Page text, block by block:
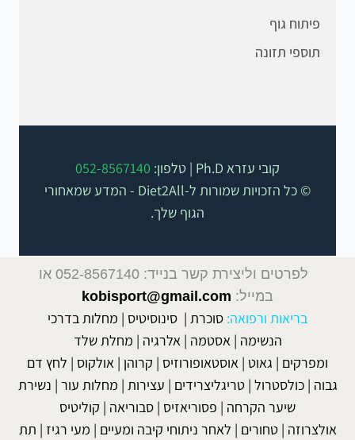
פיתוח גוף
תוספי תזונה
קובי עזרא Ph.D | טלפון:
052-8567140
© כל הזכויות שמורות ל-Diet2All - המדע שמאחורי
הגוף שלך.
לפרטים וליצירת קשר בנייד: 052-8567140
או
במייל: kobisport@gmail.com
בריאות ורפואה: סוכרת | סינוסיטיס | מחלות בדרכי
הנשימה |אסטמה |אלרגיה | מחלת שלד
ומפרקים | גאוט | אוסטאופורוזיס | קרוהן | אולקוס | לחץ דם
גבוה |כולסטרול |טריגליצרידים | עצירות | מחלות עור | נשירת
שיער הקרחה | פסוריאזיס | סבוריאה | קוליטיס
אולצרוזה |טחורים | לאחר ניתוחי קיבה ומעיים | מעי רגיז | תת